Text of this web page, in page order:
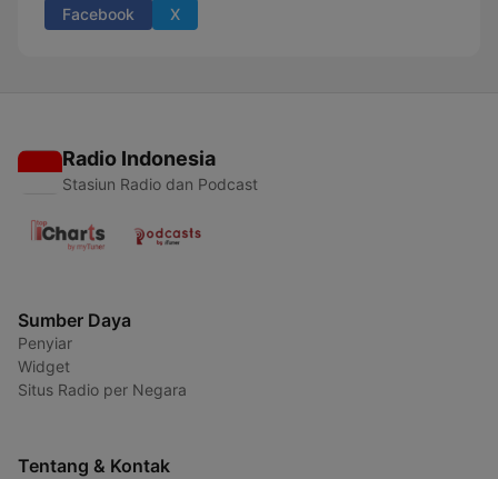
Facebook X
Radio Indonesia
Stasiun Radio dan Podcast
Sumber Daya
Penyiar
Widget
Situs Radio per Negara
Tentang & Kontak